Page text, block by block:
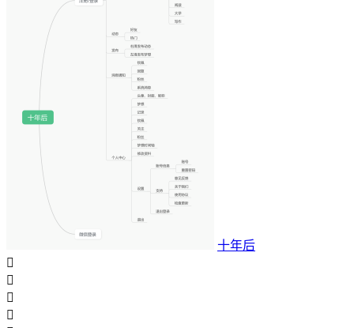
十年后



